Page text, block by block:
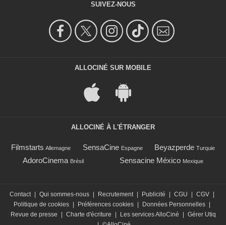
SUIVEZ-NOUS
ALLOCINÉ SUR MOBILE
ALLOCINÉ À L'ÉTRANGER
Filmstarts Allemagne SensaCine Espagne Beyazperde Turquie
AdoroCinema Brésil Sensacine México Mexique
Contact Qui sommes-nous Recrutement Publicité CGU CGV
Politique de cookies
Préférences cookies Données Personnelles
Revue de presse
Charte d'écriture Les services AlloCiné
Gérer Utiq